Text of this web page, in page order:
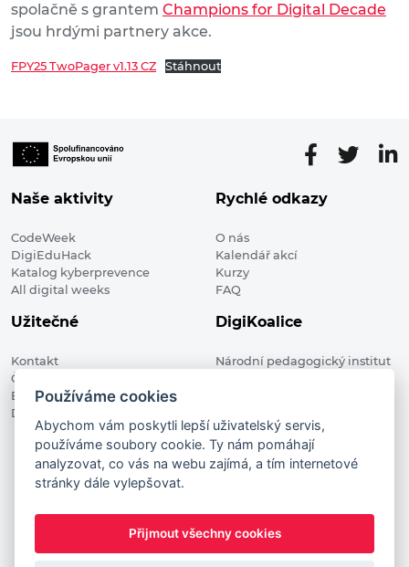
spolačně s grantem Champions for Digital Decade
jsou hrdými partnery akce.
FPY25 TwoPager v1.13 CZ Stáhnout
Naše aktivity
CodeWeek
DigiEduHack
Katalog kyberprevence
All digital weeks
Rychlé odkazy
O nás
Kalendář akcí
Kurzy
FAQ
Užitečné
Kontakt
Členské organizace
Blog
Digitalizace ve vzdělávání
DigiKoalice
Národní pedagogický institut
DigiKoalice 2021. All rights reserved
Vstup do administrace
This project has received funding from the European
Commission Innovation and Networks Executive Agency (now
Používáme cookies
Abychom vám poskytli lepší uživatelský servis,
používáme soubory cookie. Ty nám pomáhají
analyzovat, co vás na webu zajímá, a tím internetové
stránky dále vylepšovat.
Přijmout všechny cookies